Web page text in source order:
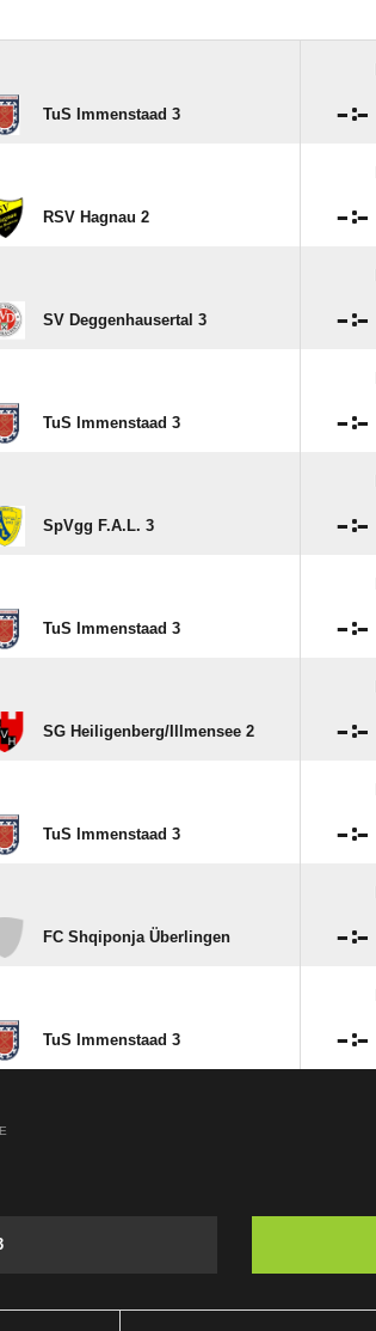
TuS Immenstaad 3 :
RSV Hagnau 2 :
SV Deggenhausertal 3 :
TuS Immenstaad 3 :
SpVgg F.A.L. 3 :
TuS Immenstaad 3 :
SG Heiligenberg/​Illmensee 2 :
TuS Immenstaad 3 :
FC Shqiponja Überlingen :
TuS Immenstaad 3 :